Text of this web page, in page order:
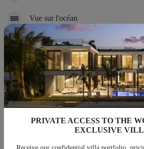
Vue sur l'océan
Espace repas extérieur
Cuisine extérieure
PRIVATE ACCESS TO THE
EXCLUSIVE